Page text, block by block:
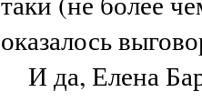
оказалось
И да, Елена